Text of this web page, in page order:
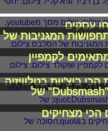
עסקים
המגניבות של
לקמפיין
ביצ'יות בטלוויזיה
בלעדי לפרוגי: סרטוני ה -"Dubsmash" של
הכי מצחיקים